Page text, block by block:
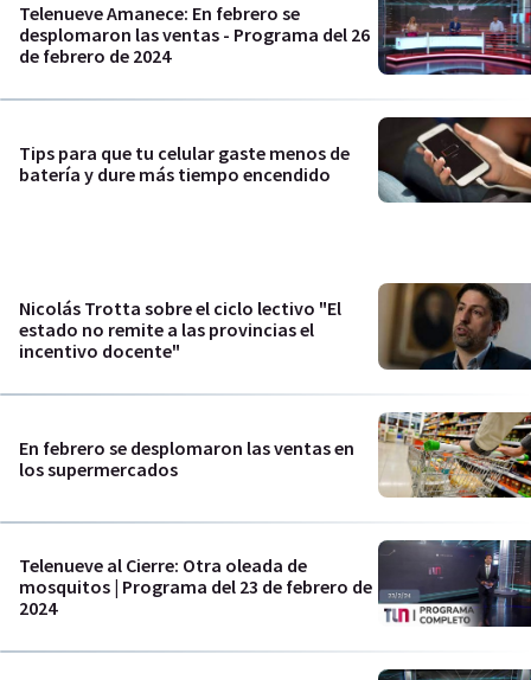
Telenueve Amanece: En febrero se
desplomaron las ventas - Programa del 26
de febrero de 2024
Tips para que tu celular gaste menos de
batería y dure más tiempo encendido
Nicolás Trotta sobre el ciclo lectivo "El
estado no remite a las provincias el
incentivo docente"
En febrero se desplomaron las ventas en
los supermercados
Telenueve al Cierre: Otra oleada de
mosquitos | Programa del 23 de febrero de
2024